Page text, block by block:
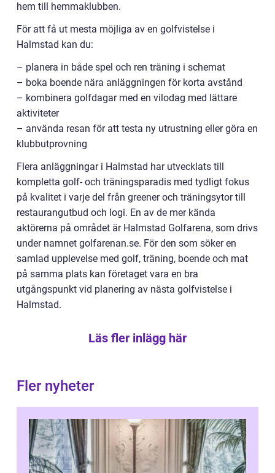
hem till hemmaklubben.
För att få ut mesta möjliga av en golfvistelse i
Halmstad kan du:
– planera in både spel och ren träning i schemat
– boka boende nära anläggningen för korta avstånd
– kombinera golfdagar med en vilodag med lättare
aktiviteter
– använda resan för att testa ny utrustning eller göra en
klubbutprovning
Flera anläggningar i Halmstad har utvecklats till
kompletta golf- och träningsparadis med tydligt fokus
på kvalitet i varje del från greener och träningsytor till
restaurangutbud och logi. En av de mer kända
aktörerna på området är Halmstad Golfarena, som drivs
under namnet golfarenan.se. För den som söker en
samlad upplevelse med golf, träning, boende och mat
på samma plats kan företaget vara en bra
utgångspunkt vid planering av nästa golfvistelse i
Halmstad.
Läs fler inlägg här
Fler nyheter